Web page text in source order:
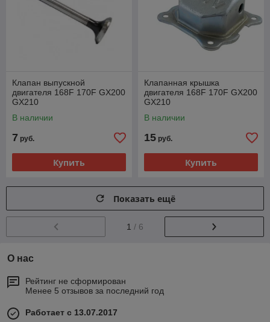
Клапан выпускной
двигателя 168F 170F GX200
GX210
В наличии
7 руб.
Купить
Клапанная крышка
двигателя 168F 170F GX200
GX210
В наличии
15 руб.
Купить
Показать ещё
1 / 6
О нас
Рейтинг не сформирован
Менее 5 отзывов за последний год
Работает с 13.07.2017